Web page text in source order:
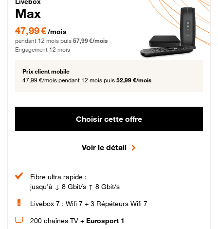
Max
47,99 € par mois pendant 12 mois puis 57,99 € par mois, Engagement 12 mois
47,99 €/mois
pendant 12 mois puis 57,99 €/mois
Engagement 12 mois
Prix client mobile
47,99 €/mois pendant 12 mois puis 52,99 €/mois
Choisir cette offre
Voir le détail
Fibre ultra rapide :
jusqu'à ↓ 8 Gbit/s ↑ 8 Gbit/s
Livebox 7 : Wifi 7 + 3 Répéteurs Wifi 7
200 chaînes TV + Eurosport 1